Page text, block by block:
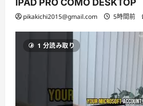
pikakichi2015@gmail.com 5時間前
1 分読み取り